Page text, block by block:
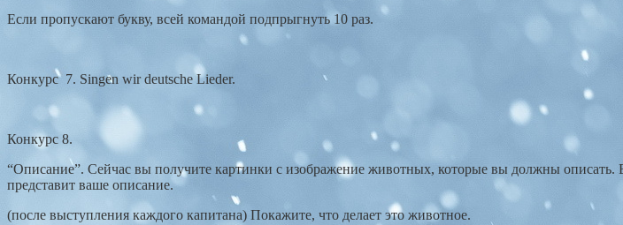
Если пропускают букву, всей командой подпрыгнуть 10 раз.
Конкурс 7. Singen wir deutsche Lieder.
Конкурс 8.
“Описание”. Сейчас вы получите картинки с изображение животных, которые вы должны
представит ваше описание.
(после выступления каждого капитана) Покажите, что делает это животное.